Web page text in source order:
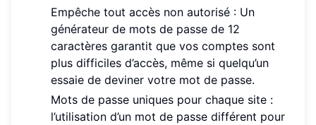
Empêche tout accès non autorisé : Un
générateur de mots de passe de 12
caractères garantit que vos comptes sont
plus difficiles d’accès, même si quelqu’un
essaie de deviner votre mot de passe.
Mots de passe uniques pour chaque site :
l’utilisation d’un mot de passe différent pour